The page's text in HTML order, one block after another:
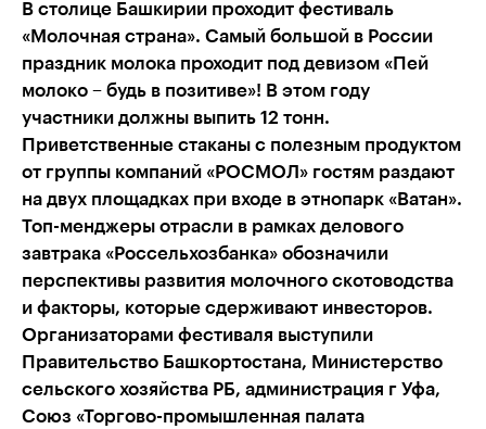
В столице Башкирии проходит фестиваль
«Молочная страна». Самый большой в России
праздник молока проходит под девизом «Пей
молоко – будь в позитиве»! В этом году
участники должны выпить 12 тонн.
Приветственные стаканы с полезным продуктом
от группы компаний «РОСМОЛ» гостям раздают
на двух площадках при входе в этнопарк «Ватан».
Топ-менджеры отрасли в рамках делового
завтрака «Россельхозбанка» обозначили
перспективы развития молочного скотоводства
и факторы, которые сдерживают инвесторов.
Организаторами фестиваля выступили
Правительство Башкортостана, Министерство
сельского хозяйства РБ, администрация г Уфа,
Союз «Торгово-промышленная палата